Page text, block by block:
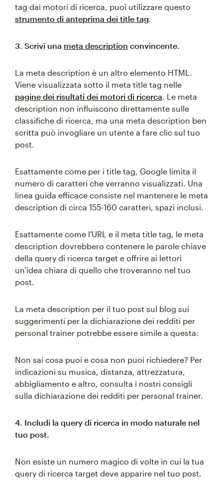
tag dai motori di ricerca, puoi utilizzare questo
strumento di anteprima dei title tag.
3. Scrivi una meta description convincente.
La meta description è un altro elemento HTML.
Viene visualizzata sotto il meta title tag nelle
pagine dei risultati dei motori di ricerca. Le meta
description non influiscono direttamente sulle
classifiche di ricerca, ma una meta description ben
scritta può invogliare un utente a fare clic sul tuo
post.
Esattamente come per i title tag, Google limita il
numero di caratteri che verranno visualizzati. Una
linea guida efficace consiste nel mantenere le meta
description di circa 155-160 caratteri, spazi inclusi.
Esattamente come l'URL e il meta title tag, le meta
description dovrebbero contenere le parole chiave
della query di ricerca target e offrire ai lettori
un'idea chiara di quello che troveranno nel tuo
post.
La meta description per il tuo post sul blog sui
suggerimenti per la dichiarazione dei redditi per
personal trainer potrebbe essere simile a questa:
Non sai cosa puoi e cosa non puoi richiedere? Per
indicazioni su musica, distanza, attrezzatura,
abbigliamento e altro, consulta i nostri consigli
sulla dichiarazione dei redditi per personal trainer.
4. Includi la query di ricerca in modo naturale nel
tuo post.
Non esiste un numero magico di volte in cui la tua
query di ricerca target deve apparire nel tuo post.